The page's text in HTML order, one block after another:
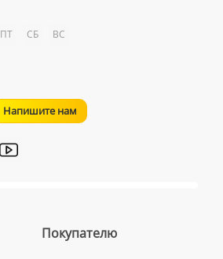
ПТ СБ ВС
Напишите нам
Покупателю